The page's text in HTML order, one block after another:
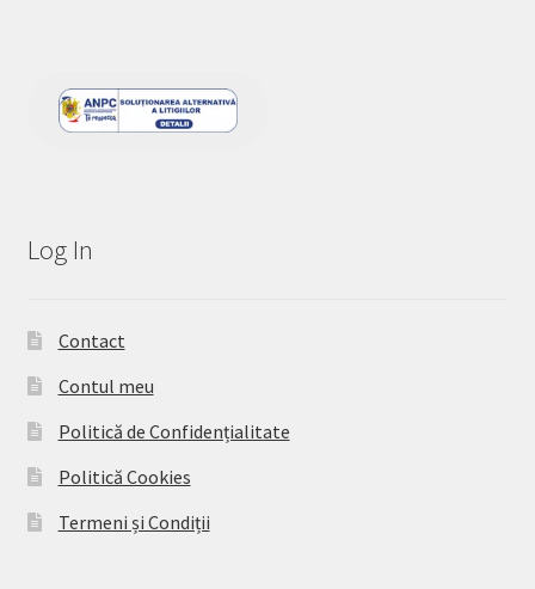
Log In
Contact
Contul meu
Politică de Confidențialitate
Politică Cookies
Termeni și Condiții